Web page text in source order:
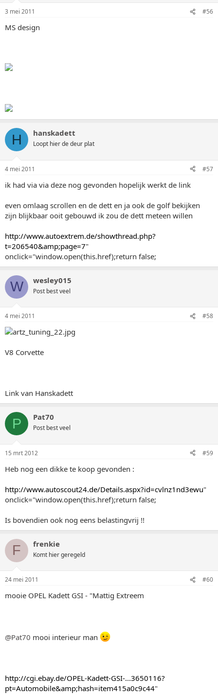
3 mei 2011 #56
MS design
H hanskadett
Loopt hier de deur plat
4 mei 2011 #57
ik had via via deze nog gevonden hopelijk werkt de link
even omlaag scrollen en de dett en ja ook de golf bekijken
zijn blijkbaar ooit gebouwd ik zou de dett meteen willen
http://www.autoextrem.de/showthread.php?
t=206540&amp;page=7"
onclick="window.open(this.href);return false;
W wesley015
Post best veel
4 mei 2011 #58
V8 Corvette
Link van Hanskadett
P Pat70
Post best veel
15 mrt 2012 #59
Heb nog een dikke te koop gevonden :
http://www.autoscout24.de/Details.aspx?id=cvlnz1nd3ewu"
onclick="window.open(this.href);return false;
Is bovendien ook nog eens belastingvrij !!
F frenkie
Komt hier geregeld
24 mei 2011 #60
mooie OPEL Kadett GSI - "Mattig Extreem
@Pat70 mooi interieur man
http://cgi.ebay.de/OPEL-Kadett-GSI-...3650116?
pt=Automobile&amp;hash=item415a0c9c44"